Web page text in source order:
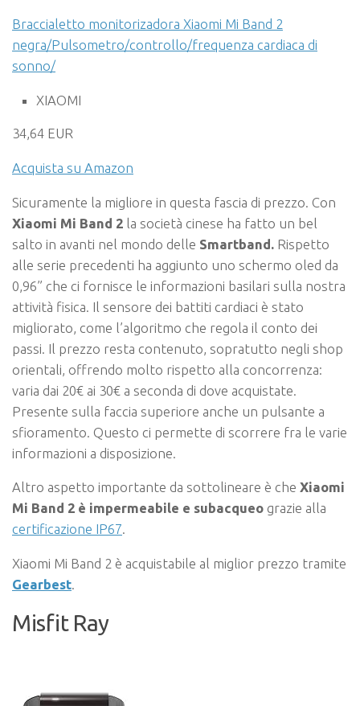
Braccialetto monitorizadora Xiaomi Mi Band 2
negra/Pulsometro/controllo/frequenza cardiaca di
sonno/
XIAOMI
34,64 EUR
Acquista su Amazon
Sicuramente la migliore in questa fascia di prezzo. Con
Xiaomi Mi Band 2 la società cinese ha fatto un bel
salto in avanti nel mondo delle Smartband. Rispetto
alle serie precedenti ha aggiunto uno schermo oled da
0,96” che ci fornisce le informazioni basilari sulla nostra
attività fisica. Il sensore dei battiti cardiaci è stato
migliorato, come l’algoritmo che regola il conto dei
passi. Il prezzo resta contenuto, sopratutto negli shop
orientali, offrendo molto rispetto alla concorrenza:
varia dai 20€ ai 30€ a seconda di dove acquistate.
Presente sulla faccia superiore anche un pulsante a
sfioramento. Questo ci permette di scorrere fra le varie
informazioni a disposizione.
Altro aspetto importante da sottolineare è che Xiaomi
Mi Band 2 è impermeabile e subacqueo grazie alla
certificazione IP67.
Xiaomi Mi Band 2 è acquistabile al miglior prezzo tramite
Gearbest.
Misfit Ray